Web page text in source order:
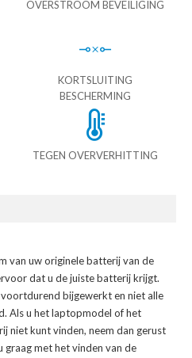
OVERSTROOM BEVEILIGING
KORTSLUITING
BESCHERMING
TEGEN OVERVERHITTING
van uw originele batterij van de
dat u de juiste batterij krijgt.
bijgewerkt en niet alle
Als u het laptopmodel of het
niet kunt vinden, neem dan gerust
graag met het vinden van de